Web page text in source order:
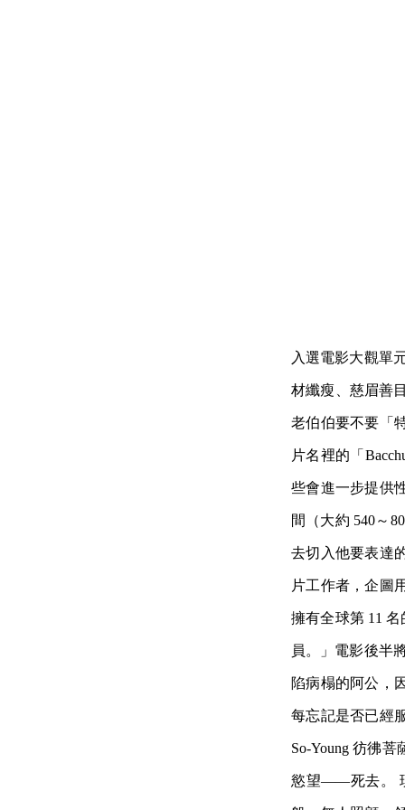
入選電影大觀單
材纖瘦、慈眉善
老伯伯要不要「
片名裡的「
些會進一步提供
間（大約 540～
去切入他要表達
片工作者，企圖
擁有全球第 11
員。」電影後半
陷病榻的阿公，
每忘記是否已經
So-Young 彷彿
慾望——死去。